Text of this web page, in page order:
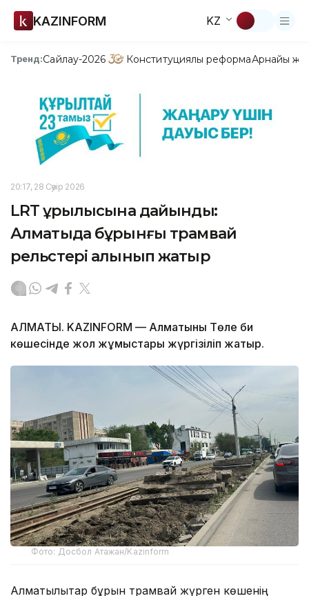
KAZINFORM KZ
Тренд:Сайлау-2026 Конституциялық реформаАрнайы
20:17, 28 Сәуір 2026
LRT құрылысына дайындық:
Алматыда бұрынғы трамвай
рельстері алынып жатыр
АЛМАТЫ. KAZINFORM — Алматының Төле би
көшесінде жол жұмыстары жүргізіліп жатыр.
Фото: Досбол Атажан/Kazinform
Алматылықтар бұрын трамвай жүрген көшенің